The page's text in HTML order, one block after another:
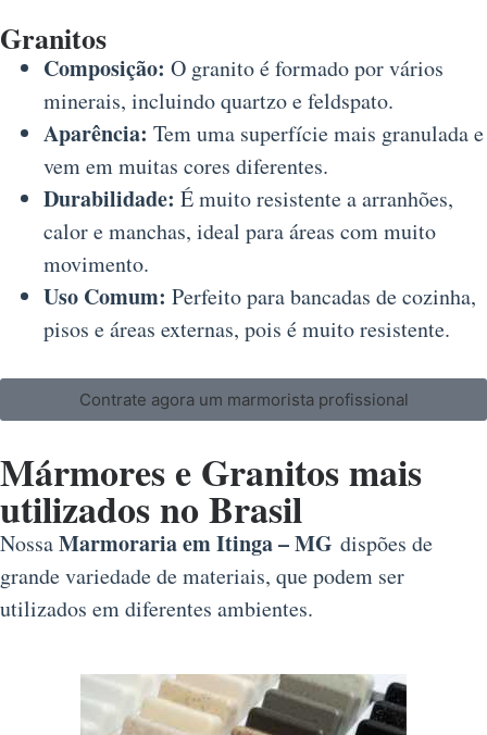
Granitos
Composição: O granito é formado por vários
minerais, incluindo quartzo e feldspato.
Aparência: Tem uma superfície mais granulada e
vem em muitas cores diferentes.
Durabilidade: É muito resistente a arranhões,
calor e manchas, ideal para áreas com muito
movimento.
Uso Comum: Perfeito para bancadas de cozinha,
pisos e áreas externas, pois é muito resistente.
Contrate agora um marmorista profissional
Mármores e Granitos mais
utilizados no Brasil
NossaMarmoraria em Itinga – MG dispões de
grande variedade de materiais, que podem ser
utilizados em diferentes ambientes.